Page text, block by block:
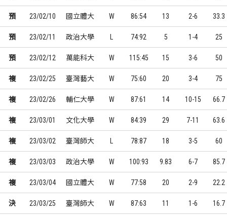
預 23/02/10 國立體大 W 86:54 13 2-6 33.3
預 23/02/11 政治大學 74:92 5 1-4 25
預 23/02/12 萬能科大 W 115:45 15 3-6 50
複 23/02/25 臺灣藝大 W 75:60 20 3-4 75
複 23/02/26 輔仁大學 W 87:61 14 10-15 66.7
複 23/03/01 文化大學 W 84:39 29 7-11 63.6
複 23/03/02 臺灣師大 78:87 18 3-5 60
複 23/03/03 政治大學 W 100:93 9.83 6-7 85.7
複 23/03/04 國立體大 W 77:58 20 2-9 22.2
決 23/03/25 臺灣師大 W 87:63 11 1-6 16.7